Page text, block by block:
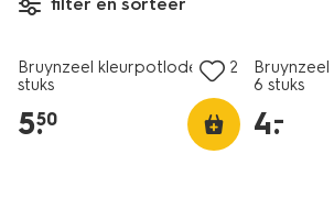
nieuw
Bruynzeel kleurpotloden - 12
stuks
5.
50
6 stuks
4.
–